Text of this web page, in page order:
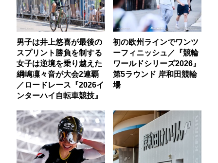
男子は井上悠喜が最後の
スプリント勝負を制する
女子は逆境を乗り越えた
綱嶋凜々音が大会2連覇
／ロードレース『2026イ
ンターハイ自転車競技』
初の欧州ラインでワンツ
ーフィニッシュ／『競輪
ワールドシリーズ2026』
第5ラウンド 岸和田競輪
場